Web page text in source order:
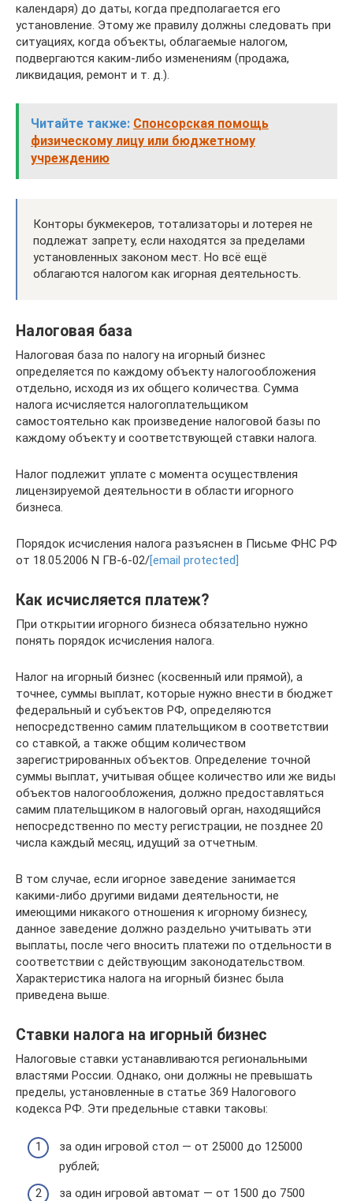
календаря) до даты, когда предполагается его
установление. Этому же правилу должны следовать при
ситуациях, когда объекты, облагаемые налогом,
подвергаются каким-либо изменениям (продажа,
ликвидация, ремонт и т. д.).
Читайте также: Спонсорская помощь
физическому лицу или бюджетному
учреждению
Конторы букмекеров, тотализаторы и лотерея не
подлежат запрету, если находятся за пределами
установленных законом мест. Но всё ещё
облагаются налогом как игорная деятельность.
Налоговая база
Налоговая база по налогу на игорный бизнес
определяется по каждому объекту налогообложения
отдельно, исходя из их общего количества. Сумма
налога исчисляется налогоплательщиком
самостоятельно как произведение налоговой базы по
каждому объекту и соответствующей ставки налога.
Налог подлежит уплате с момента осуществления
лицензируемой деятельности в области игорного
бизнеса.
Порядок исчисления налога разъяснен в Письме ФНС РФ
от 18.05.2006 N ГВ-6-02/[email protected]
Как исчисляется платеж?
При открытии игорного бизнеса обязательно нужно
понять порядок исчисления налога.
Налог на игорный бизнес (косвенный или прямой), а
точнее, суммы выплат, которые нужно внести в бюджет
федеральный и субъектов РФ, определяются
непосредственно самим плательщиком в соответствии
со ставкой, а также общим количеством
зарегистрированных объектов. Определение точной
суммы выплат, учитывая общее количество или же виды
объектов налогообложения, должно предоставляться
самим плательщиком в налоговый орган, находящийся
непосредственно по месту регистрации, не позднее 20
числа каждый месяц, идущий за отчетным.
В том случае, если игорное заведение занимается
какими-либо другими видами деятельности, не
имеющими никакого отношения к игорному бизнесу,
данное заведение должно раздельно учитывать эти
выплаты, после чего вносить платежи по отдельности в
соответствии с действующим законодательством.
Характеристика налога на игорный бизнес была
приведена выше.
Ставки налога на игорный бизнес
Налоговые ставки устанавливаются региональными
властями России. Однако, они должны не превышать
пределы, установленные в статье 369 Налогового
кодекса РФ. Эти предельные ставки таковы:
за один игровой стол — от 25000 до 125000
рублей;
за один игровой автомат — от 1500 до 7500